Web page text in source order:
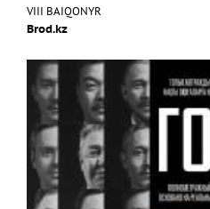
VIII BAIQONYR
Brod.kz